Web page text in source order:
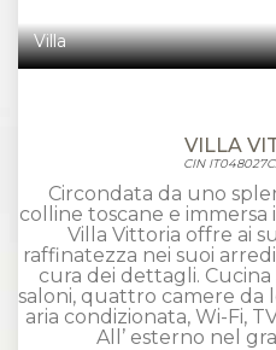
Villa
VILLA
CIN
Circondata da uno
colline toscane e
Villa Vittoria offre ai
raffinatezza nei suoi
cura dei dettagli.
saloni, quattro camere da
aria condizionata, Wi-Fi,
All’ esterno nel